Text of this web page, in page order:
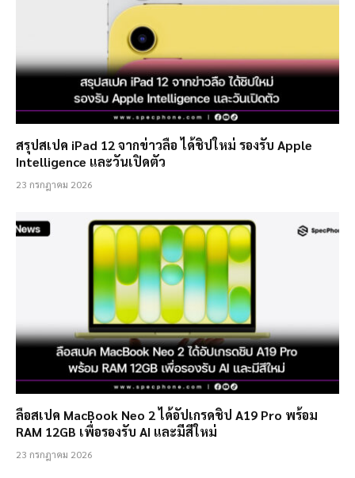
สรุปสเปค iPad 12 จากข่าวลือ ได้ชิปใหม่ รองรับ Apple
Intelligence และวันเปิดตัว
23 กรกฎาคม 2026
ลือสเปค MacBook Neo 2 ได้อัปเกรดชิป A19 Pro พร้อม
RAM 12GB เพื่อรองรับ AI และมีสีใหม่
23 กรกฎาคม 2026